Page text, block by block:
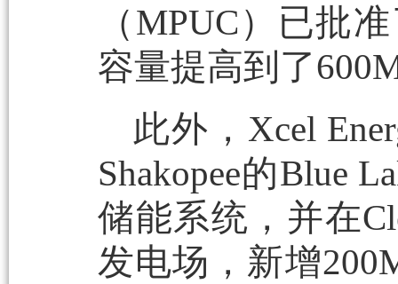
（MPUC）已批
容量提高到了
此外，Xcel
Shakopee的Blue
储能系统，并在
发电场，新增